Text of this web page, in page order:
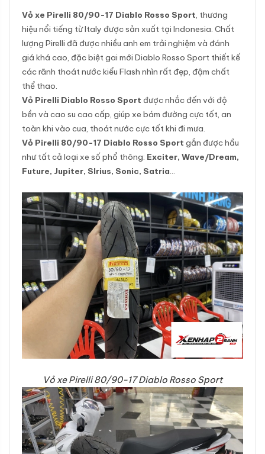
Vỏ xe Pirelli 80/90-17 Diablo Rosso Sport, thương
hiệu nổi tiếng từ Italy được sản xuất tại Indonesia. Chất
lượng Pirelli đã được nhiều anh em trải nghiệm và đánh
giá khá cao, đặc biệt gai mới Diablo Rosso Sport thiết kế
các rãnh thoát nước kiểu Flash nhìn rất đẹp, đậm chất
thể thao.
Vỏ Pirelli Diablo Rosso Sport được nhắc đến với độ
bền và cao su cao cấp, giúp xe bám đường cực tốt, an
toàn khi vào cua, thoát nước cực tốt khi đi mưa.
Vỏ Pirelli 80/90-17 Diablo Rosso Sport gắn được hầu
như tất cả loại xe số phổ thông: Exciter, Wave/Dream,
Future, Jupiter, SIrius, Sonic, Satria…
Vỏ xe Pirelli 80/90-17 Diablo Rosso Sport